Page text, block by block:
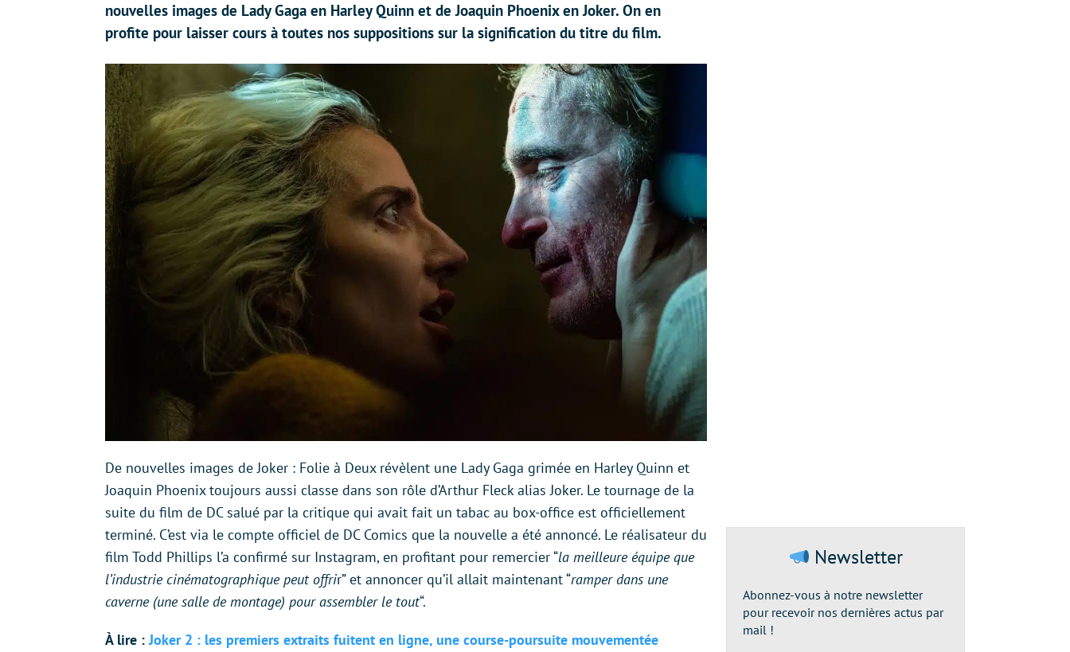
nouvelles images de Lady Gaga en Harley Quinn et de Joaquin Phoenix en Joker. On en
profite pour laisser cours à toutes nos suppositions sur la signification du titre du film.
De nouvelles images de Joker : Folie à Deux révèlent une Lady Gaga grimée en Harley Quinn et
Joaquin Phoenix toujours aussi classe dans son rôle d’Arthur Fleck alias Joker. Le tournage de la
suite du film de DC salué par la critique qui avait fait un tabac au box-office est officiellement
terminé. C’est via le compte officiel de DC Comics que la nouvelle a été annoncé. Le réalisateur du
film Todd Phillips l’a confirmé sur Instagram, en profitant pour remercier “la meilleure équipe que
l’industrie cinématographique peut offrir” et annoncer qu’il allait maintenant “ramper dans une
caverne (une salle de montage) pour assembler le tout“.
À lire :Joker 2 : les premiers extraits fuitent en ligne, une course-poursuite mouvementée
Newsletter
Abonnez-vous à notre newsletter
pour recevoir nos dernières actus par
mail !